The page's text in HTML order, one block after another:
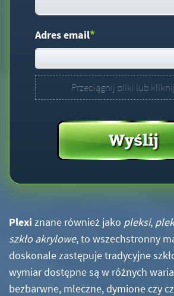
Adres email*
Przeciągnij pliki lub
Plexi znane również jako pleksi,
szkło akrylowe, to wszechstronny
doskonale zastępuje tradycyjne
wymiar dostępne są w różnych
bezbarwne, mleczne, dymione czy